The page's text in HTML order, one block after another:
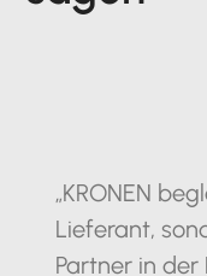
„KRONEN
Lieferant,
Partner in der